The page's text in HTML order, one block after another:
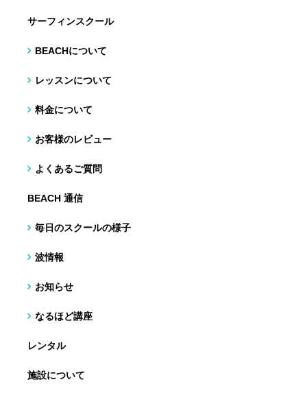
サーフィンスクール
BEACHについて
レッスンについて
料金について
お客様のレビュー
よくあるご質問
BEACH 通信
毎日のスクールの様子
波情報
お知らせ
なるほど講座
レンタル
施設について